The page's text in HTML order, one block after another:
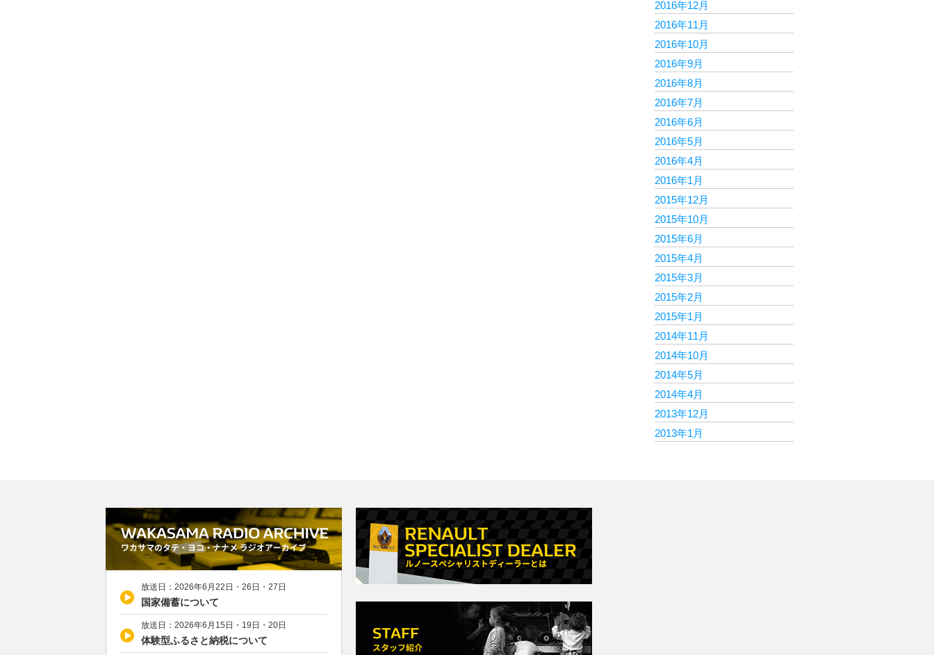
2016年12月
2016年11月
2016年10月
2016年9月
2016年8月
2016年7月
2016年6月
2016年5月
2016年4月
2016年1月
2015年12月
2015年10月
2015年6月
2015年4月
2015年3月
2015年2月
2015年1月
2014年11月
2014年10月
2014年5月
2014年4月
2013年12月
2013年1月
放送日：2026年6月22日・26日・27日
国家備蓄について
放送日：2026年6月15日・19日・20日
体験型ふるさと納税について